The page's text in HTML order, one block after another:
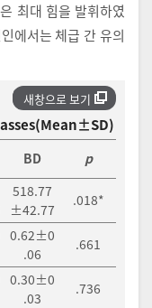
최대 힘을 발휘하였
에서는 체급 간 유의
새창으로 보기
BD
p
518.77
±42.77
.018*
0.62±0
.06
.661
0.30±0
.03
.736